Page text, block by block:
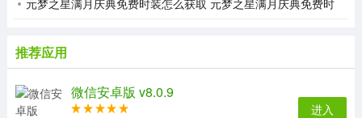
法介绍
元梦之星满月庆典免费时装怎么获取 元梦之星满月庆典免费时
推荐应用
微信安卓版 v8.0.9
进入